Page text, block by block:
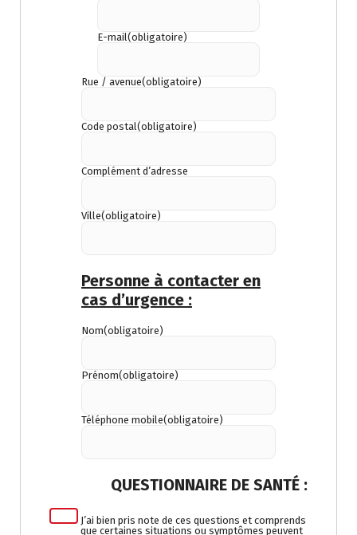
E-mail(obligatoire)
Rue / avenue(obligatoire)
Code postal(obligatoire)
Complément d’adresse
Ville(obligatoire)
Personne à contacter en
cas d’urgence :
Nom(obligatoire)
Prénom(obligatoire)
Téléphone mobile(obligatoire)
QUESTIONNAIRE DE SANTÉ :
J’ai bien pris note de ces questions et comprends
que certaines situations ou symptômes peuvent